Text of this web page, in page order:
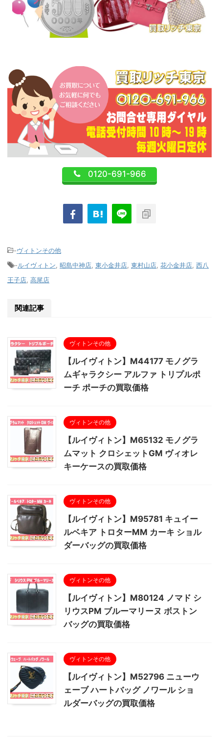
0120-691-966
-ヴィトンその他
-ルイヴィトン 昭島中神店 東小金井店 東村山店 花小金井店 西八
王子店 高尾店
関連記事
ヴィトンその他
【ルイヴィトン】M44177 モノグラ
ムギャラクシー アルファ トリプルポ
ーチ ポーチの買取価格
ヴィトンその他
【ルイヴィトン】M65132 モノグラ
ムマット クロシェットGM ヴィオレ
キーケースの買取価格
ヴィトンその他
【ルイヴィトン】M95781 キュイー
ルベキア トロターMM カーキ ショル
ダーバッグの買取価格
ヴィトンその他
【ルイヴィトン】M80124 ノマド シ
リウスPM ブルーマリーヌ ボストン
バッグの買取価格
ヴィトンその他
【ルイヴィトン】M52796 ニューウ
ェーブ ハートバッグ ノワール ショ
ルダーバッグの買取価格